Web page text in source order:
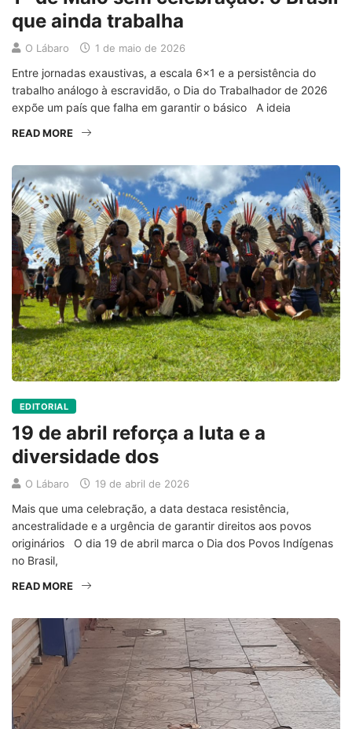
que ainda trabalha
O Lábaro 1 de maio de 2026
Entre jornadas exaustivas, a escala 6×1 e a persistência do
trabalho análogo à escravidão, o Dia do Trabalhador de 2026
expõe um país que falha em garantir o básico A ideia
READ MORE
EDITORIAL
19 de abril reforça a luta e a
diversidade dos
O Lábaro 19 de abril de 2026
Mais que uma celebração, a data destaca resistência,
ancestralidade e a urgência de garantir direitos aos povos
originários O dia 19 de abril marca o Dia dos Povos Indígenas
no Brasil,
READ MORE